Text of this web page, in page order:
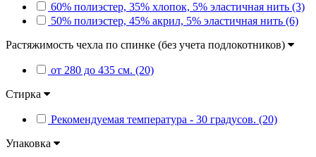
60% полиэстер, 35% хлопок, 5% эластичная нить (3)
50% полиэстер, 45% акрил, 5% эластичная нить (6)
Растяжимость чехла по спинке (без учета подлокотников)
от 280 до 435 см. (20)
Стирка
Рекомендуемая температура - 30 градусов. (20)
Упаковка